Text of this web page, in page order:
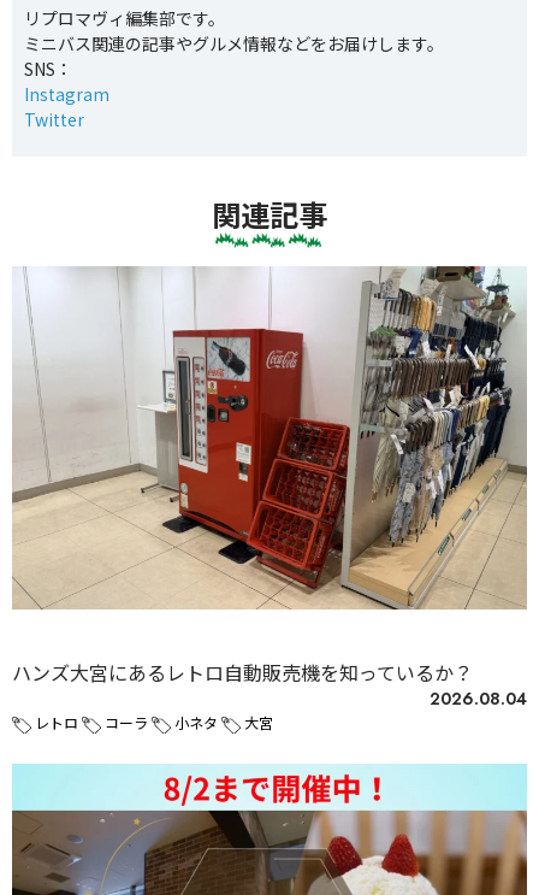
リプロマヴィ編集部です。
ミニバス関連の記事やグルメ情報などをお届けします。
SNS：
Instagram
Twitter
関連記事
ハンズ大宮にあるレトロ自動販売機を知っているか？
2026.08.04
レトロ コーラ 小ネタ 大宮